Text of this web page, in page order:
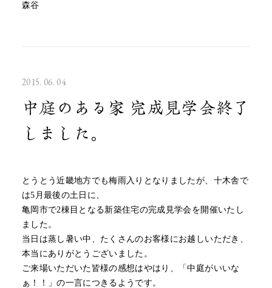
森谷
2015. 06. 04
中庭のある家 完成見学会終了
しました。
とうとう近畿地方でも梅雨入りとなりましたが、十木舎で
は5月最後の土日に、
亀岡市で2棟目となる新築住宅の完成見学会を開催いたし
ました。
当日は蒸し暑い中、たくさんのお客様にお越しいただき、
本当にありがとうございました。
ご来場いただいた皆様の感想はやはり、「中庭がいいな
ぁ！！」の一言につきるようです。